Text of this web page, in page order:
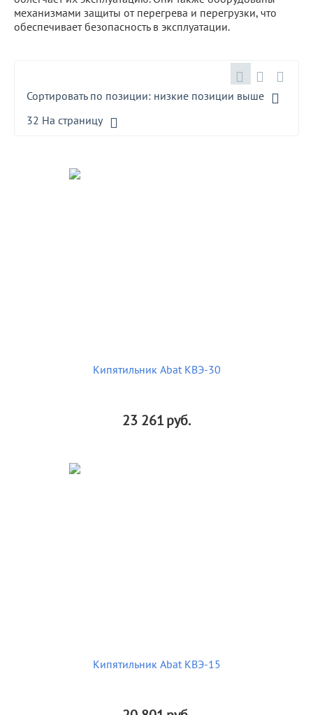
механизмами защиты от перегрева и перегрузки, что
обеспечивает безопасность в эксплуатации.
Сортировать по позиции: низкие позиции выше
32 На страницу
Кипятильник Abat КВЭ-30
23 261руб.
Кипятильник Abat КВЭ-15